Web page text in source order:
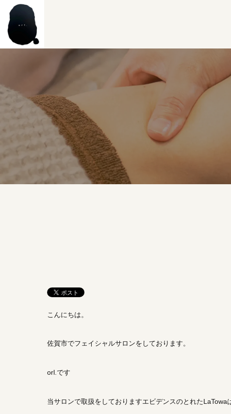
こんにちは。
佐賀市でフェイシャルサロンをしております。
orl.です
当サロンで取扱をしておりますエビデンスのとれた